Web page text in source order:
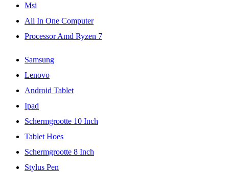
Msi
All In One Computer
Processor Amd Ryzen 7
Samsung
Lenovo
Android Tablet
Ipad
Schermgrootte 10 Inch
Tablet Hoes
Schermgrootte 8 Inch
Stylus Pen